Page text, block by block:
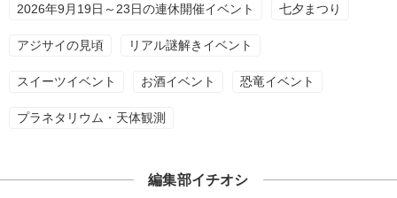
2026年9月19日～23日の連休開催イベント 七夕まつり
アジサイの見頃 リアル謎解きイベント
スイーツイベント お酒イベント 恐竜イベント
プラネタリウム・天体観測
編集部イチオシ